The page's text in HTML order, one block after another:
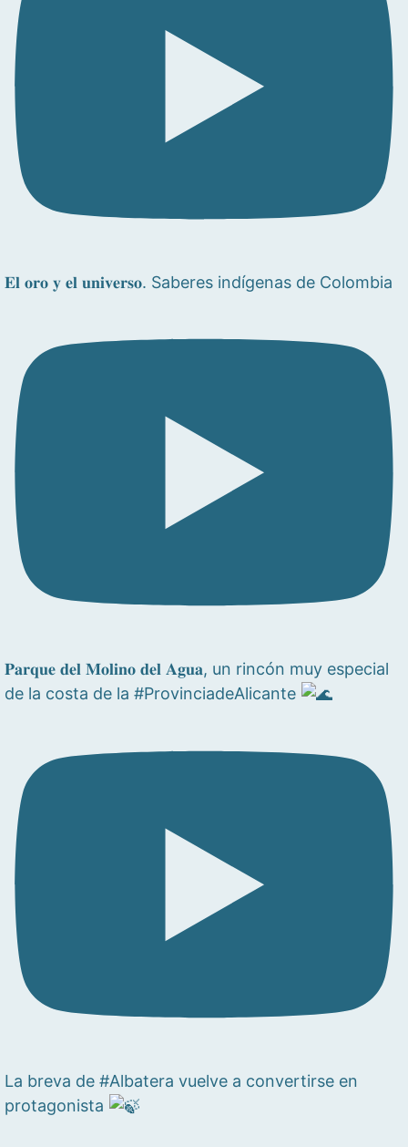
𝐄𝐥 𝐨𝐫𝐨 𝐲 𝐞𝐥 𝐮𝐧𝐢𝐯𝐞𝐫𝐬𝐨. Saberes indígenas de Colombia
𝐏𝐚𝐫𝐪𝐮𝐞 𝐝𝐞𝐥 𝐌𝐨𝐥𝐢𝐧𝐨 𝐝𝐞𝐥 𝐀𝐠𝐮𝐚, un rincón muy especial
de la costa de la #ProvinciadeAlicante
La breva de #Albatera vuelve a convertirse en
protagonista